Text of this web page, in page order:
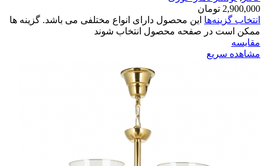
2,900,000 تومان
انتخاب گزینه‌ها این محصول دارای انواع مختلفی می باشد. گزینه ها
ممکن است در صفحه محصول انتخاب شوند
مقایسه
مشاهده سریع